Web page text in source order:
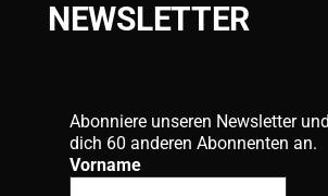
NEWSLETTER
Abonniere unseren Newsletter
dich 60 anderen Abonnenten an.
Vorname